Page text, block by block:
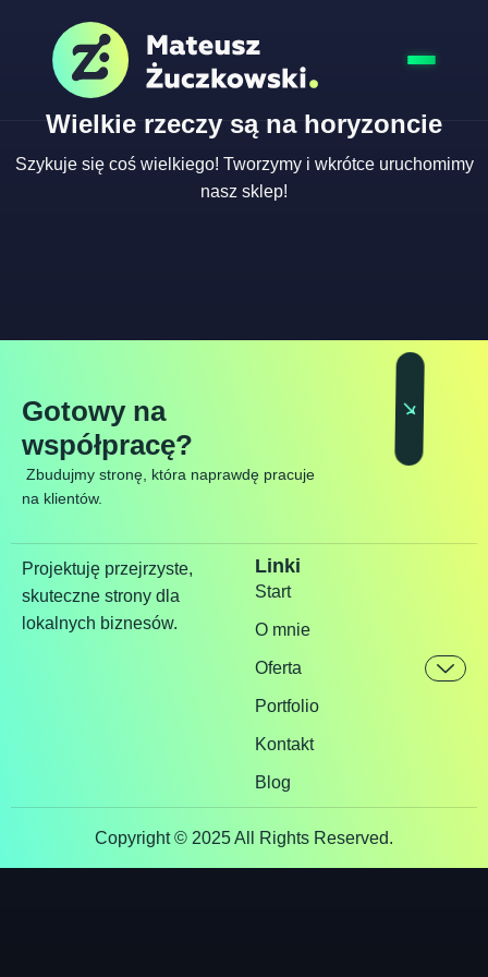
Wielkie rzeczy są na horyzoncie
Szykuje się coś wielkiego! Tworzymy i wkrótce uruchomimy
nasz sklep!
Gotowy na
współpracę?
Zbudujmy stronę, która naprawdę pracuje
na klientów.
Projektuję przejrzyste,
skuteczne strony dla
lokalnych biznesów.
Linki
Start
O mnie
Oferta
Portfolio
Kontakt
Blog
Copyright © 2025 All Rights Reserved.